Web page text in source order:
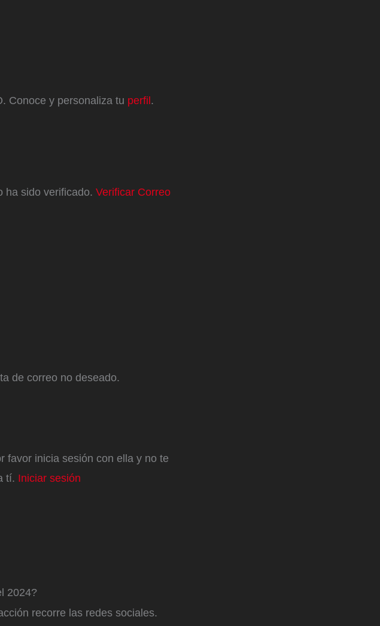
Conoce y personaliza tu perfil.
ha sido verificado. Verificar Correo
de correo no deseado.
favor inicia sesión con ella y no te
tí. Iniciar sesión
2024?
recorre las redes sociales.